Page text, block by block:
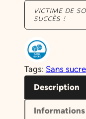
VICTIME DE
SUCCÈS !
Tags: Sans sucre
Description